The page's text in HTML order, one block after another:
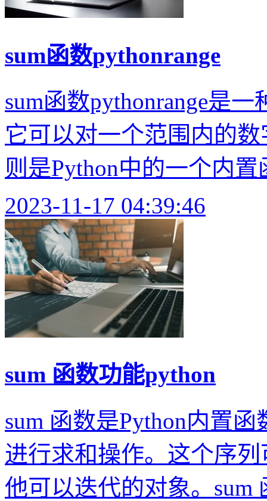
sum函数pythonrange
sum函数pythonrange是
它可以对一个范围内的数
则是Python中的一个内
2023-11-17 04:39:46
sum 函数功能python
sum 函数是Python内置
进行求和操作。这个序
他可以迭代的对象。sum